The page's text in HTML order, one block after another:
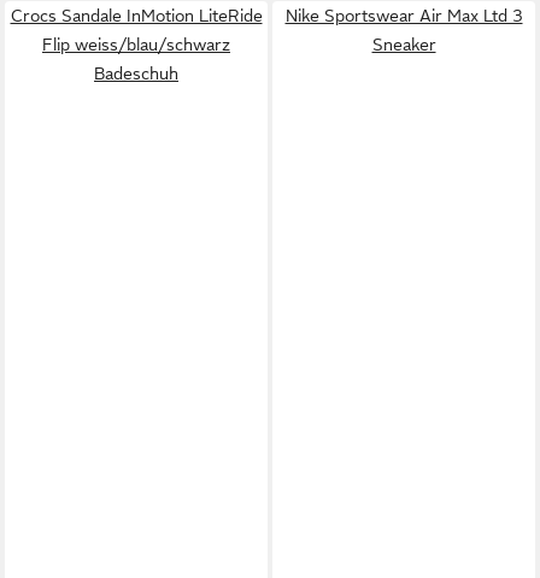
Crocs Sandale InMotion LiteRide
Flip weiss/blau/schwarz
Badeschuh
Nike Sportswear Air Max Ltd 3
Sneaker